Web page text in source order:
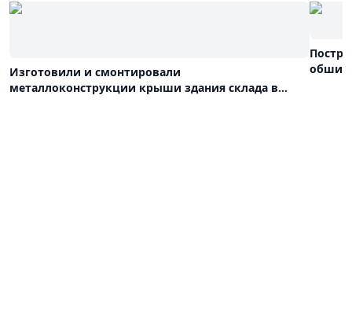
Изготовили и смонтировали
металлоконструкции крыши здания склада в